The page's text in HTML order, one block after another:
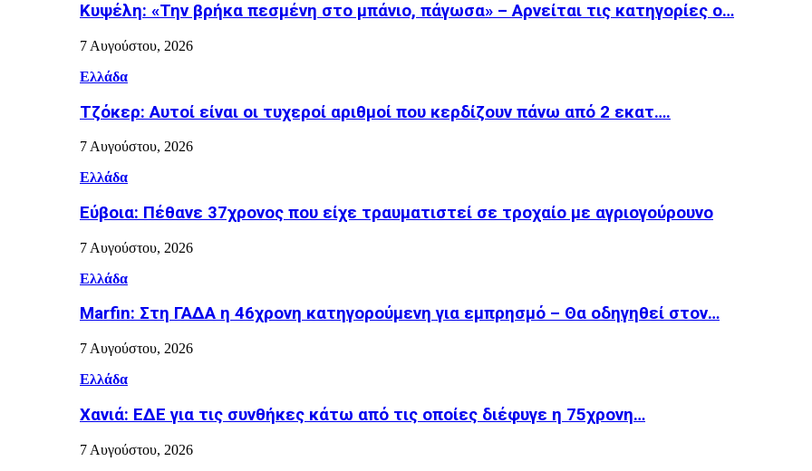
Κυψέλη: «Την βρήκα πεσμένη στο μπάνιο, πάγωσα» – Αρνείται τις κατηγορίες ο…
7 Αυγούστου, 2026
Ελλάδα
Τζόκερ: Αυτοί είναι οι τυχεροί αριθμοί που κερδίζουν πάνω από 2 εκατ….
7 Αυγούστου, 2026
Ελλάδα
Εύβοια: Πέθανε 37χρονος που είχε τραυματιστεί σε τροχαίο με αγριογούρουνο
7 Αυγούστου, 2026
Ελλάδα
Marfin: Στη ΓΑΔΑ η 46χρονη κατηγορούμενη για εμπρησμό – Θα οδηγηθεί στον…
7 Αυγούστου, 2026
Ελλάδα
Χανιά: ΕΔΕ για τις συνθήκες κάτω από τις οποίες διέφυγε η 75χρονη…
7 Αυγούστου, 2026